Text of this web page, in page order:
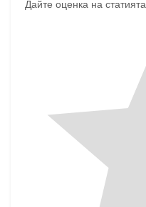
Дайте оценка на статията